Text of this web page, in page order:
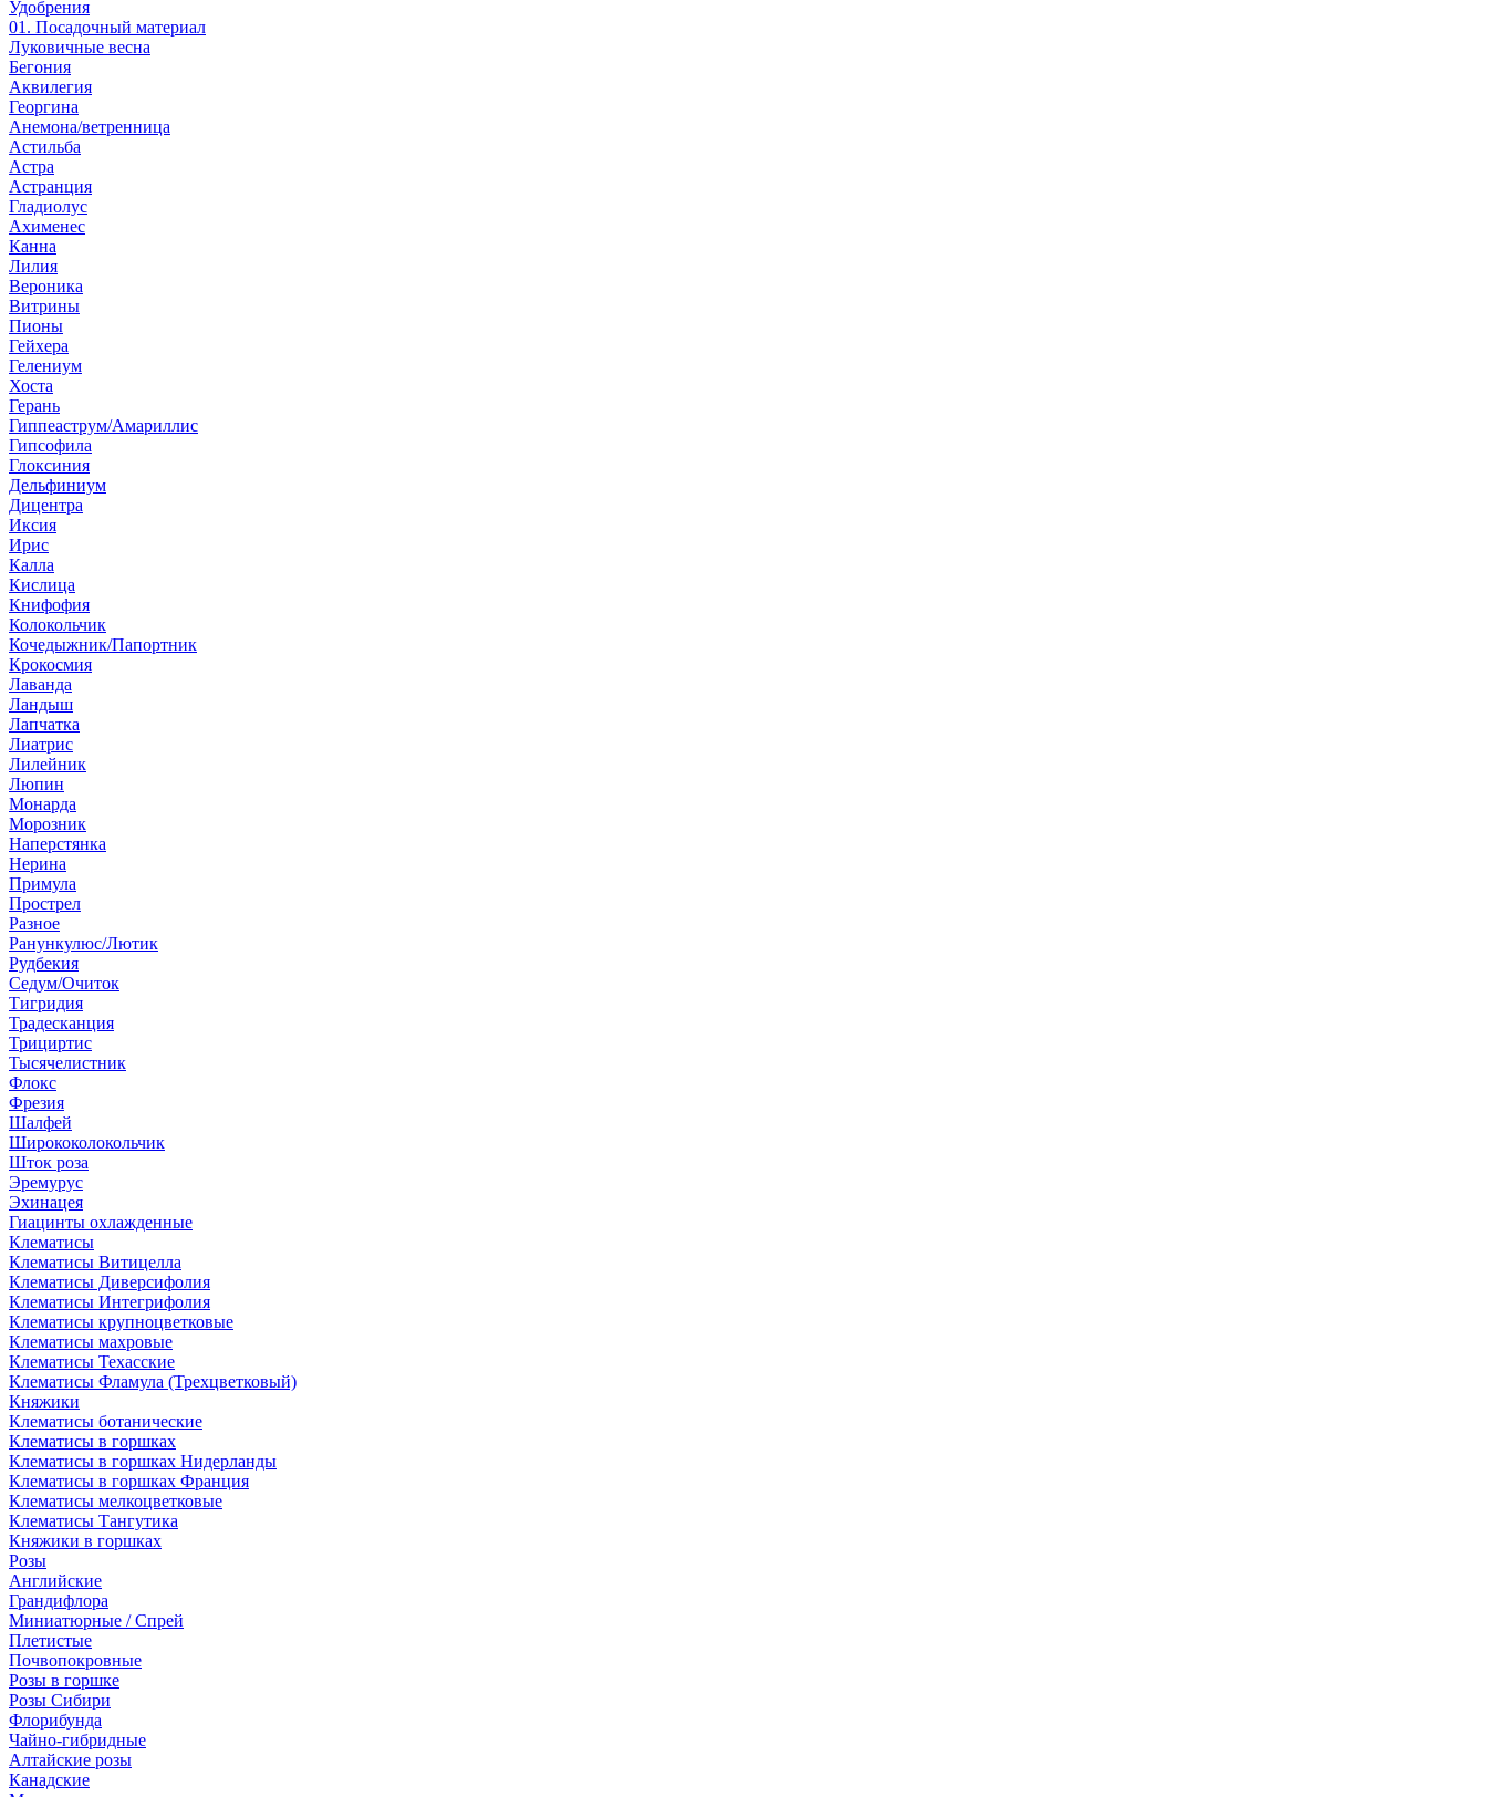
Удобрения
01. Посадочный материал
Луковичные весна
Бегония
Аквилегия
Георгина
Анемона/ветренница
Астильба
Астра
Астранция
Гладиолус
Ахименес
Канна
Лилия
Вероника
Витрины
Пионы
Гейхера
Гелениум
Хоста
Герань
Гиппеаструм/Амариллис
Гипсофила
Глоксиния
Дельфиниум
Дицентра
Иксия
Ирис
Калла
Кислица
Книфофия
Колокольчик
Кочедыжник/Папортник
Крокосмия
Лаванда
Ландыш
Лапчатка
Лиатрис
Лилейник
Люпин
Монарда
Морозник
Наперстянка
Нерина
Примула
Прострел
Разное
Ранункулюс/Лютик
Рудбекия
Седум/Очиток
Тигридия
Традесканция
Трициртис
Тысячелистник
Флокс
Фрезия
Шалфей
Ширококолокольчик
Шток роза
Эремурус
Эхинацея
Гиацинты охлажденные
Клематисы
Клематисы Витицелла
Клематисы Диверсифолия
Клематисы Интегрифолия
Клематисы крупноцветковые
Клематисы махровые
Клематисы Техасские
Клематисы Фламула (Трехцветковый)
Княжики
Клематисы ботанические
Клематисы в горшках
Клематисы в горшках Нидерланды
Клематисы в горшках Франция
Клематисы мелкоцветковые
Клематисы Тангутика
Княжики в горшках
Розы
Английские
Грандифлора
Миниатюрные / Спрей
Плетистые
Почвопокровные
Розы в горшке
Розы Сибири
Флорибунда
Чайно-гибридные
Алтайские розы
Канадские